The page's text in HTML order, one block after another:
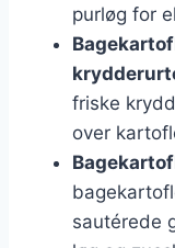
purløg for
friske
over
sautérede